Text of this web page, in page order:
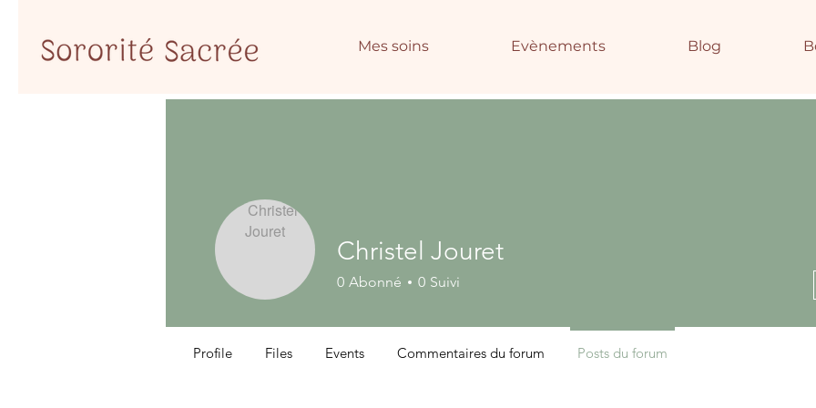
Mes soins Evènements Blog
Christel Jouret
0 Abonné 0 Suivi
Profile Files Events Commentaires du forum Posts du forum